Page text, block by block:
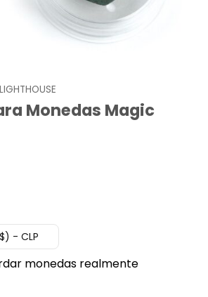
LIGHTHOUSE
Monedas Magic
- CLP
monedas realmente